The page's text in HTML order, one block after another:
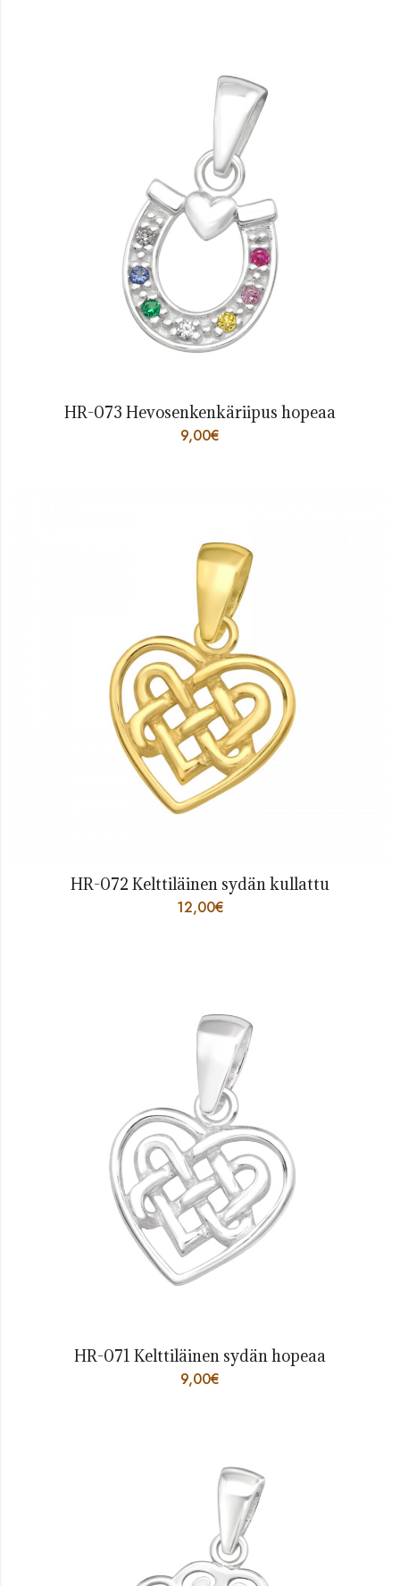
HR-073 Hevosenkenkäriipus hopeaa
9,00€
HR-072 Kelttiläinen sydän kullattu
12,00€
HR-071 Kelttiläinen sydän hopeaa
9,00€